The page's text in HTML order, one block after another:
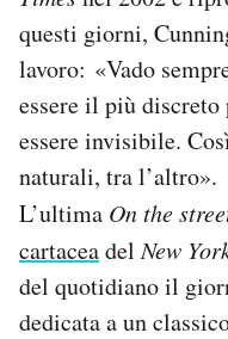
questi giorni,
lavoro: «Vado
essere il più
essere invisibile.
naturali, tra l’altro».
L’ultima On the
cartaceadelNew
del quotidiano il
dedicata a un